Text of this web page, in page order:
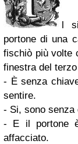
l
portone di una
fischiò più volte
finestra del
- È senza
sentire.
- Si, sono senza
- E il portone
affacciato.